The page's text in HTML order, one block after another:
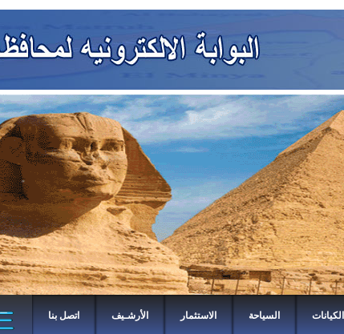
الكيانات السياحة الاستثمار الأرشـيف اتصل بنا